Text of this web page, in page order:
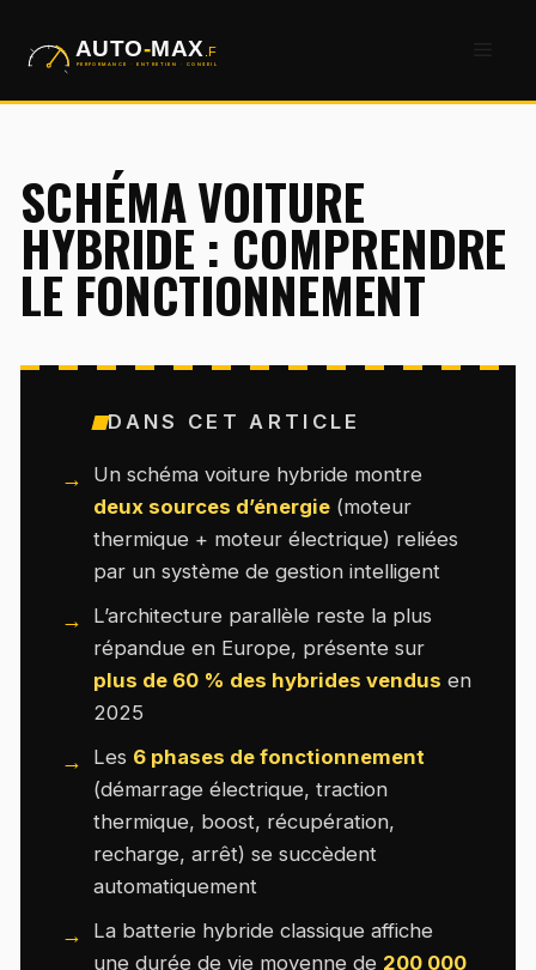
SCHÉMA VOITURE
HYBRIDE : COMPRENDRE
LE FONCTIONNEMENT
DANS CET ARTICLE
Un schéma voiture hybride montre
deux sources d’énergie (moteur
thermique + moteur électrique) reliées
par un système de gestion intelligent
L’architecture parallèle reste la plus
répandue en Europe, présente sur
plus de 60 % des hybrides vendus en
2025
Les 6 phases de fonctionnement
(démarrage électrique, traction
thermique, boost, récupération,
recharge, arrêt) se succèdent
automatiquement
La batterie hybride classique affiche
une durée de vie moyenne de 200 000